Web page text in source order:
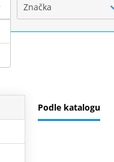
Značka
Podle katalogu